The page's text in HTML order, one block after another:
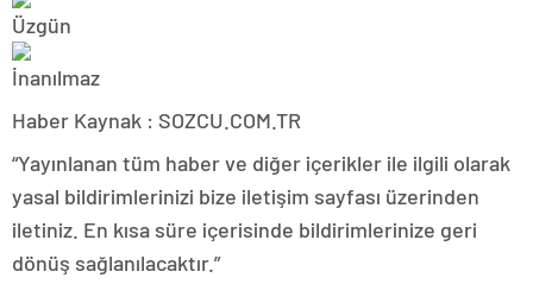
Haber Kaynak : SOZCU.COM.TR
“Yayınlanan tüm haber ve diğer içerikler ile ilgili olarak
yasal bildirimlerinizi bize iletişim sayfası üzerinden
iletiniz. En kısa süre içerisinde bildirimlerinize geri
dönüş sağlanılacaktır.”